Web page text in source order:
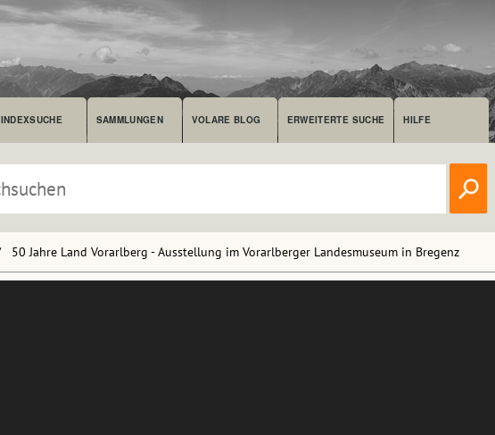
INDEXSUCHE SAMMLUNGEN VOLARE BLOG ERWEITERTE SUCHE HILFE
50 Jahre Land Vorarlberg - Ausstellung im Vorarlberger Landesmuseum in Bregenz